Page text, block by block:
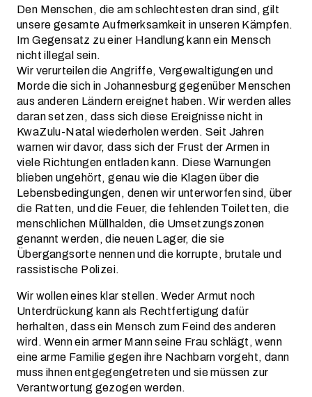
Den Menschen, die am schlechtesten dran sind, gilt
unsere gesamte Aufmerksamkeit in unseren Kämpfen.
Im Gegensatz zu einer Handlung kann ein Mensch
nicht illegal sein.
Wir verurteilen die Angriffe, Vergewaltigungen und
Morde die sich in Johannesburg gegenüber Menschen
aus anderen Ländern ereignet haben. Wir werden alles
daran setzen, dass sich diese Ereignisse nicht in
KwaZulu-Natal wiederholen werden. Seit Jahren
warnen wir davor, dass sich der Frust der Armen in
viele Richtungen entladen kann. Diese Warnungen
blieben ungehört, genau wie die Klagen über die
Lebensbedingungen, denen wir unterworfen sind, über
die Ratten, und die Feuer, die fehlenden Toiletten, die
menschlichen Müllhalden, die Umsetzungszonen
genannt werden, die neuen Lager, die sie
Übergangsorte nennen und die korrupte, brutale und
rassistische Polizei.
Wir wollen eines klar stellen. Weder Armut noch
Unterdrückung kann als Rechtfertigung dafür
herhalten, dass ein Mensch zum Feind des anderen
wird. Wenn ein armer Mann seine Frau schlägt, wenn
eine arme Familie gegen ihre Nachbarn vorgeht, dann
muss ihnen entgegengetreten und sie müssen zur
Verantwortung gezogen werden.